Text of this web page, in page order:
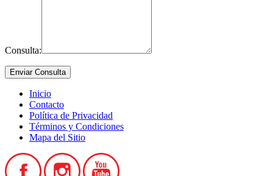
Consulta:
Inicio
Contacto
Política de Privacidad
Términos y Condiciones
Mapa del Sitio